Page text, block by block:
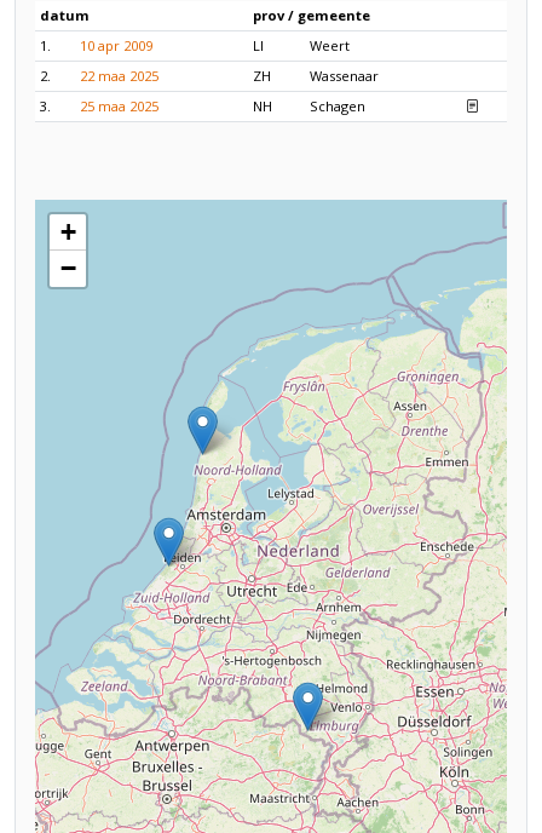
datum
prov / gemeente
1.
10 apr 2009 LI
Weert
2.
22 maa 2025 ZH
Wassenaar
3.
25 maa 2025 NH Schagen
+
−